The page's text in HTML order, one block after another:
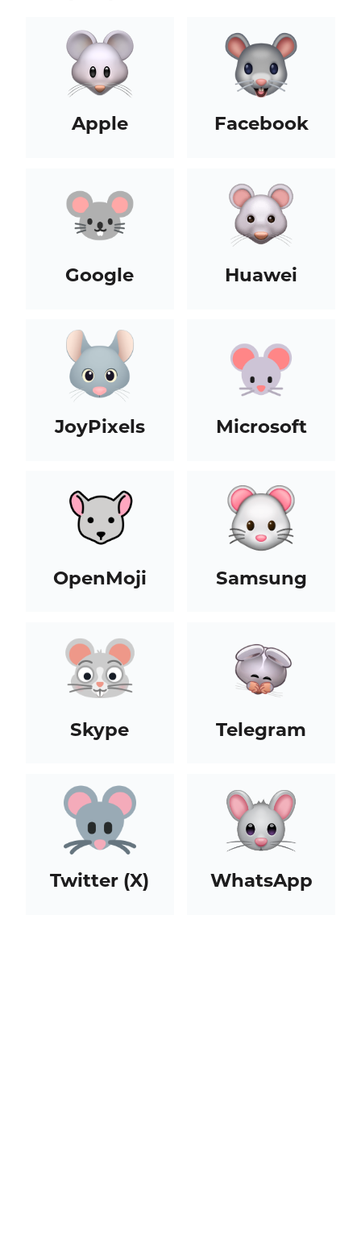
Apple Facebook
Google Huawei
JoyPixels Microsoft
OpenMoji Samsung
Skype Telegram
Twitter (X) WhatsApp